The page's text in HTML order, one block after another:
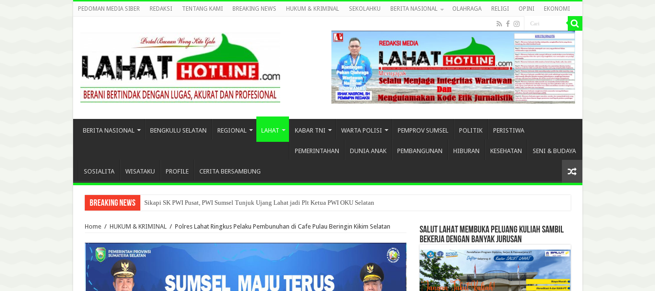
PEDOMAN MEDIA SIBER REDAKSI TENTANG KAMI BREAKING NEWS HUKUM & KRIMINAL SEKOLAHKU BERITA NASIONAL OLAHRAGA RELIGI OPINI EKONOMI
BERITA NASIONAL BENGKULU SELATAN REGIONAL LAHAT KABAR TNI WARTA POLISI PEMPROV SUMSEL POLITIK PERISTIWA
PEMERINTAHAN DUNIA ANAK PEMBANGUNAN HIBURAN KESEHATAN SENI & BUDAYA
SOSIALITA WISATAKU PROFILE CERITA BERSAMBUNG
Breaking News Sikapi SK PWI Pusat, PWI Sumsel Tunjuk Ujang Lahat jadi Plt Ketua PWI OKU Selatan
Home / HUKUM & KRIMINAL / Polres Lahat Ringkus Pelaku Pembunuhan di Cafe Pulau Beringin Kikim Selatan
SALUT LAHAT MEMBUKA PELUANG KULIAH SAMBIL
BEKERJA DENGAN BANYAK JURUSAN